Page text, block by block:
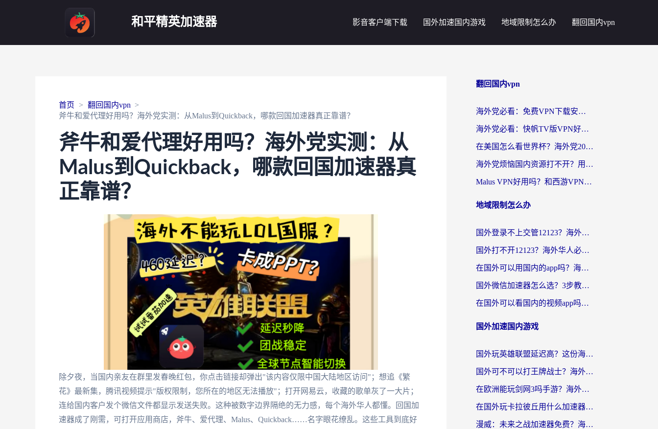
和平精英加速器 影音客户端下载 国外加速国内游戏 地域限制怎么办 翻回国内vpn
首页
翻回国内vpn
斧牛和爱代理好用吗？海外党实测：从Malus到Quickback，哪款回国加速器真正靠谱？
斧牛和爱代理好用吗？海外党实测：从
Malus到Quickback，哪款回国加速器真
正靠谱？
除夕夜，当国内亲友在群里发春晚红包，你点击链接却弹出"该内容仅限中国大陆地区访问"；想追《繁
花》最新集，腾讯视频提示"版权限制，您所在的地区无法播放"；打开网易云，收藏的歌单灰了一大片；
连给国内客户发个微信文件都显示发送失败。这种被数字边界隔绝的无力感，每个海外华人都懂。回国加
速器成了刚需，可打开应用商店，斧牛、爱代理、Malus、Quickback……名字眼花缭乱。这些工具到底好
翻回国内vpn
海外党必看：免费VPN下载安卓+3步选对国外到国内加速器，无缝刷国内资源
海外党必看：快帆TV版VPN好用吗？和斧牛手游VPN对比哪个回国效果更好？附电脑翻墙回国实用技巧
在美国怎么看世界杯？海外党2026最新回国加速器指南：从影音到游戏全搞定
海外党烦恼国内资源打不开？用VPN上海节点+这几点，轻松搞定回国加速！
Malus VPN好用吗？和西游VPN对比哪个回国效果更好？海外党亲测后的真实选择
地域限制怎么办
国外登录不上交管12123？海外党选对回国加速器，无缝访问国内资源不发愁
国外打不开12123？海外华人必看：选对回国加速器，无缝访问国内资源
在国外可以用国内的app吗？海外党亲测有效的回国加速方案
国外微信加速器怎么选？3步教你无缝访问国内资源（附避坑指南）
在国外可以看国内的视频app吗知乎？海外党亲测有效的追剧解决方案
国外加速国内游戏
国外玩英雄联盟延迟高？这份海外畅玩国服游戏的加速器终极指南帮你搞定
国外可不可以打王牌战士？海外党国服游戏加速终极指南（附3款热门游戏实测）
在欧洲能玩剑网3吗手游？海外党国服畅玩终极攻略（附三大热门游戏解决方案）
在国外玩卡拉彼丘用什么加速器好一点？海外党亲测有效的国服游戏加速指南
漫威：未来之战加速器免费？海外玩家国服畅玩终极指南（附一梦江湖弈剑行解决方案）